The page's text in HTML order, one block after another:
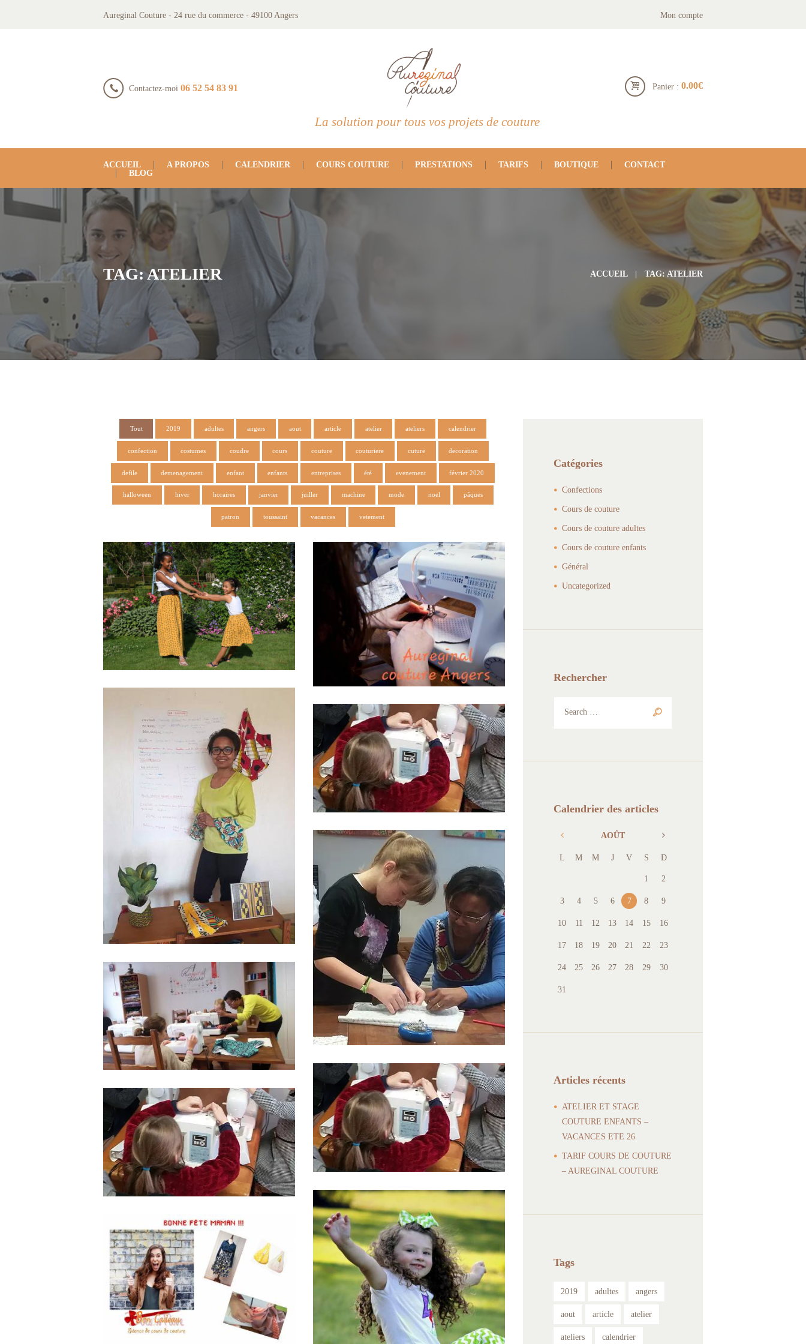
Aureginal Couture - 24 rue du commerce - 49100 Angers Mon compte
Contactez-moi 06 52 54 83 91
La solution pour tous vos projets de couture
Panier : 0.00€
ACCUEIL A PROPOS CALENDRIER COURS COUTURE PRESTATIONS TARIFS BOUTIQUE
CONTACT
BLOG
TAG: ATELIER ACCUEIL TAG: ATELIER
Tout 2019 adultes angers aout article atelier ateliers calendrier
confection costumes coudre cours couture couturiere cuture decoration
defile demenagement enfant enfants entreprises été evenement février 2020
halloween hiver horaires janvier juiller machine mode noel pâques
patron toussaint vacances vetement
Aureginal COUTURE – NOS
SERVICES
1 Mars 2021 0 3
Atelier couture enfants
vacances Noël
15 Décembre 2020 0 0
La COUTURE en général c’est
quoi?
Aureginal couture Angers
15 Mars 2020 0
Atelier couture enfants
Vacances Février 2020
5 Février 2020 0 0
Ateliers couture enfants
spécial Halloween
15 Octobre 2019 0
Ateliers couture enfants /adultes
vacances été 2019
(du 19 au 03 août)
1 Juillet 2019 0 0
Ateliers couture enfants
vacances pâques
Aureginal Couture Angers
31 Mars 2019 0 0
Ateliers couture enfants vacances
Toussaint
7 Octobre 2018 0 0
Ateliers enfants vacances été 2018
8 Juillet 2018 0 0
Bon cadeau
séances de cours de couture
Fête des mères
7 Mai 2018 0
Catégories
Confections
Cours de couture
Cours de couture adultes
Cours de couture enfants
Général
Uncategorized
Rechercher
Calendrier des articles
AOÛT
L M M J V S D
1 2
3 4 5 6 7 8 9
10 11 12 13 14 15 16
17 18 19 20 21 22 23
24 25 26 27 28 29 30
31
Articles récents
ATELIER ET STAGE
COUTURE ENFANTS –
VACANCES ETE 26
TARIF COURS DE COUTURE
– AUREGINAL COUTURE
Tags
2019 adultes angers
aout article atelier
ateliers calendrier